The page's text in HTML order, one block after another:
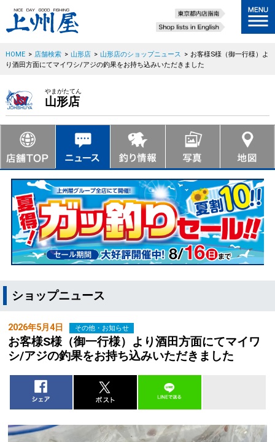
HOME > 店舗検索 > 山形店 > 山形店のショップニュース > お客様S様（御一行様）よ
り酒田方面にてマイワシ/アジの釣果をお持ち込みいただきました
やまがたてん
山形店
ショップニュース
2026年5月4日 その他・お知らせ
お客様S様（御一行様）より酒田方面にてマイワ
シ/アジの釣果をお持ち込みいただきました